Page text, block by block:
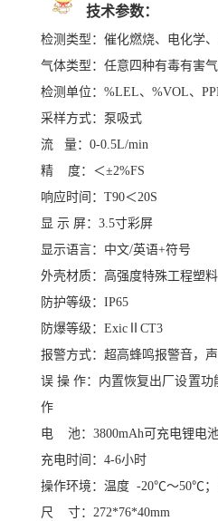
技术参数：
检测类型：催化燃烧、电化学、
气体类型： 任意四种有毒有害
检测单位： %LEL、%VOL、
采样方式：泵吸式
流
量： 0-0.5L/min
精
度：＜±2%FS
响应时间： T90＜20S
显 示 屏： 3.5寸彩屏
显示语言： 中文/英语+符号
外壳材质： 高强度特殊工程塑料
防护等级： IP65
防爆等级： ExicⅡCT3
报警方式：超高蜂鸣报警音，
误 操 作：内置恢复出厂设置
作
电
池： 3800mAh可充电锂电
充电时间： 4-6小时
操作环境：温度 -20℃～50℃；
尺
寸： 272*76*40mm